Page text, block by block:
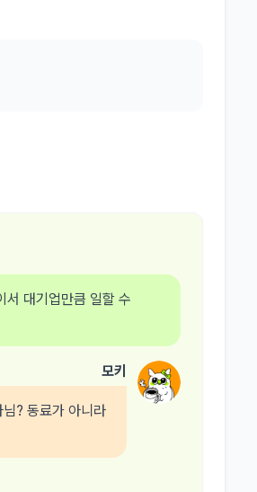
대기업만큼 일할 수
모키
? 동료가 아니라